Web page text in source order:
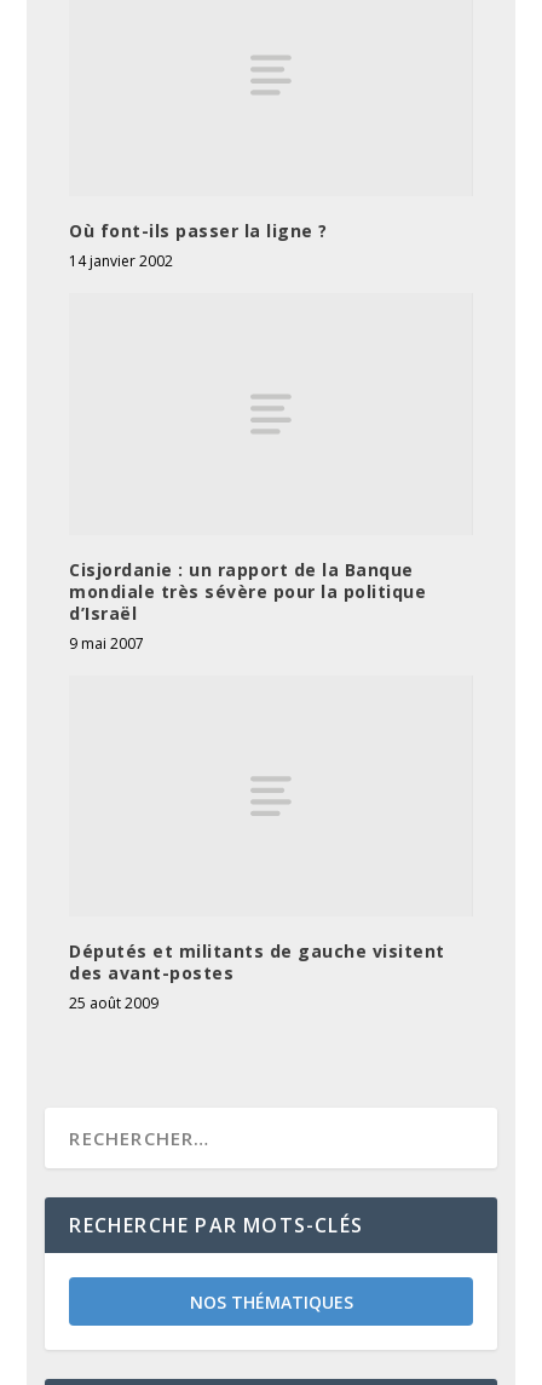
Où font-ils passer la ligne ?
14 janvier 2002
Cisjordanie : un rapport de la Banque
mondiale très sévère pour la politique
d’Israël
9 mai 2007
Députés et militants de gauche visitent
des avant-postes
25 août 2009
RECHERCHE PAR MOTS-CLÉS
NOS THÉMATIQUES